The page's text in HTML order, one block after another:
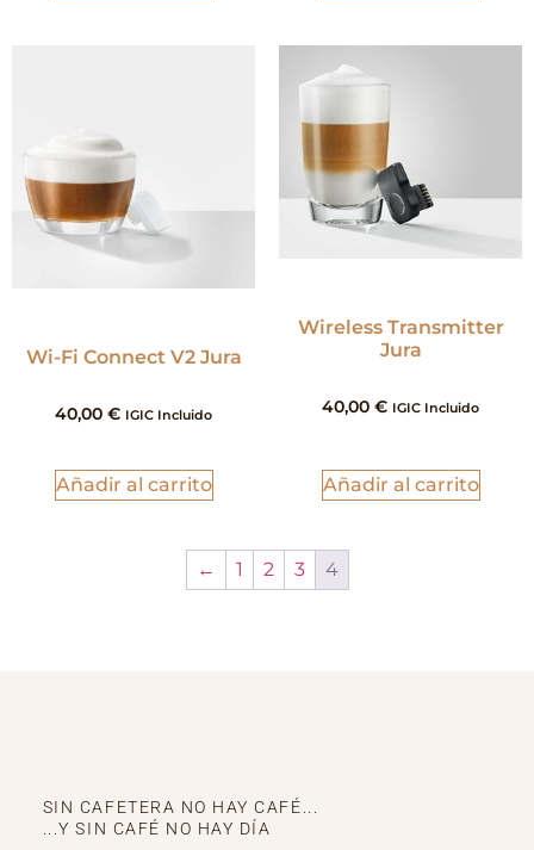
Wi-Fi Connect V2 Jura
40,00 € IGIC Incluido
Añadir al carrito
Wireless Transmitter
Jura
40,00 € IGIC Incluido
Añadir al carrito
← 1 2 3 4
SIN CAFETERA NO HAY CAFÉ...
...Y SIN CAFÉ NO HAY DÍA